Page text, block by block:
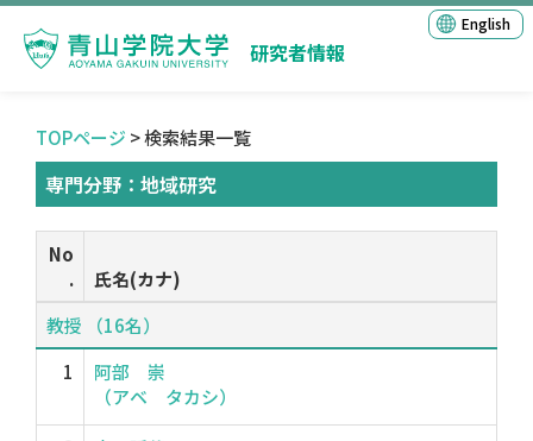
研究者情報
English
TOPページ > 検索結果一覧
専門分野：地域研究
No
.
氏名(カナ)
教授 （16名）
1
阿部 崇
（アベ タカシ）